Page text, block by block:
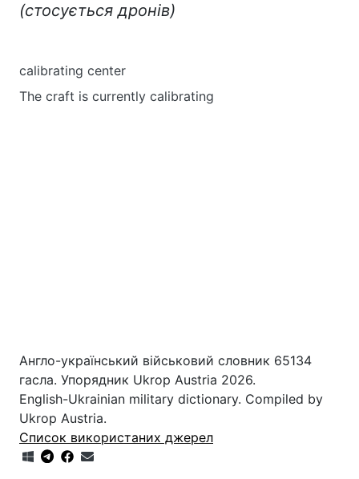
(стосується дронів)
calibrating center
The craft is currently calibrating
Англо-український військовий словник 65134
гасла. Упорядник Ukrop Austria 2026.
English-Ukrainian military dictionary. Compiled by
Ukrop Austria.
Список використаних джерел